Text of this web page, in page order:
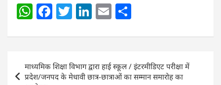
W
at
s
A
F
c
e
b
T
itt
er
Li
k
e
dI
E
ai
l
ar
e
navigation
माध्यमिक शिक्षा विभाग द्वारा हाई स्कूल / इंटरमीडिएट परीक्षा में
प्रदेश/जनपद के मेधावी छात्र-छात्राओं का सम्मान समारोह का